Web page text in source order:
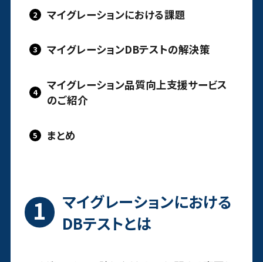
マイグレーションにおける課題
マイグレーションDBテストの解決策
マイグレーション品質向上支援サービス
のご紹介
まとめ
マイグレーションにおける
DBテストとは